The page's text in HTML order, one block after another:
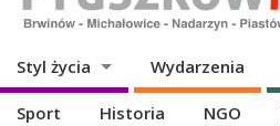
Styl życia Wydarzenia
Sport Historia NGO